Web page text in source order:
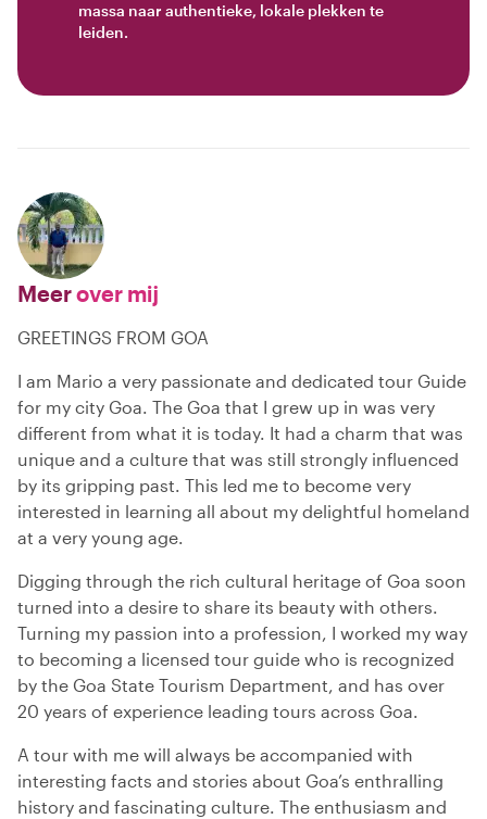
massa naar authentieke, lokale plekken te
leiden.
Meerover mij
GREETINGS FROM GOA
I am Mario a very passionate and dedicated tour Guide
for my city Goa. The Goa that I grew up in was very
different from what it is today. It had a charm that was
unique and a culture that was still strongly influenced
by its gripping past. This led me to become very
interested in learning all about my delightful homeland
at a very young age.
Digging through the rich cultural heritage of Goa soon
turned into a desire to share its beauty with others.
Turning my passion into a profession, I worked my way
to becoming a licensed tour guide who is recognized
by the Goa State Tourism Department, and has over
20 years of experience leading tours across Goa.
A tour with me will always be accompanied with
interesting facts and stories about Goa’s enthralling
history and fascinating culture. The enthusiasm and